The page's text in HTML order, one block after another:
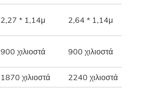
2,27 * 1,14μ 2,64 * 1,14μ
900 χιλιοστά 900 χιλιοστά
1870 χιλιοστά 2240 χιλιοστά